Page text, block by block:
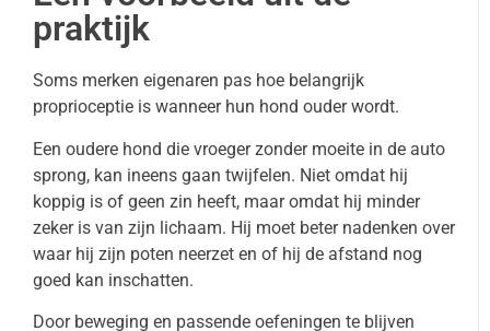
praktijk
Soms merken eigenaren pas hoe belangrijk
proprioceptie is wanneer hun hond ouder wordt.
Een oudere hond die vroeger zonder moeite in de auto
sprong, kan ineens gaan twijfelen. Niet omdat hij
koppig is of geen zin heeft, maar omdat hij minder
zeker is van zijn lichaam. Hij moet beter nadenken over
waar hij zijn poten neerzet en of hij de afstand nog
goed kan inschatten.
Door beweging en passende oefeningen te blijven